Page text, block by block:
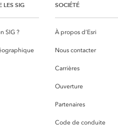
LES SIG
SIG ?
SOCIÉTÉ
À propos d’Esri
Nous contacter
Carrières
Ouverture
Partenaires
Code de conduite